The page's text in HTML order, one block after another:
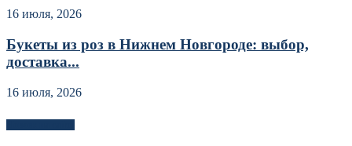
16 июля, 2026
Букеты из роз в Нижнем Новгороде: выбор,
доставка...
16 июля, 2026